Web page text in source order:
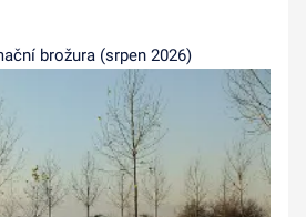
brožura (srpen 2026)